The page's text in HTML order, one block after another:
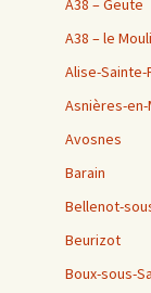
A38 – Geute
A38 – le
Alise-Sainte-
Asnières-
Avosnes
Barain
Bellenot-
Beurizot
Boux-sous-